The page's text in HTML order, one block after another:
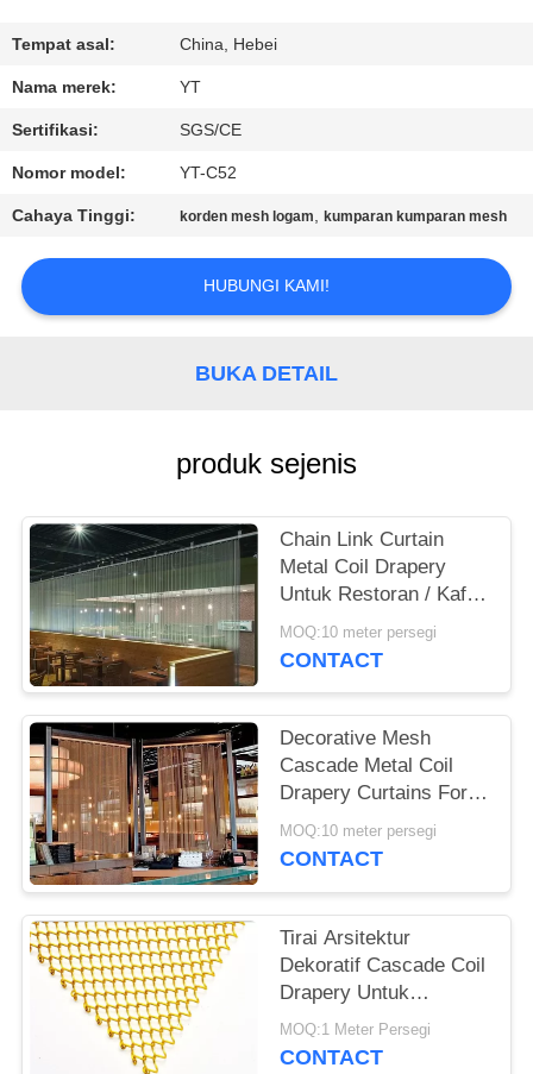
HUBUNGI
KAMI
PERMINTAAN
PENAWARAN
Tempat asal: China, Hebei
Nama merek: YT
Sertifikasi: SGS/CE
Nomor model: YT-C52
Cahaya Tinggi: korden mesh logam,kumparan kumparan mesh
HUBUNGI KAMI!
BUKA DETAIL
produk sejenis
Chain Link Curtain
Metal Coil Drapery
Untuk Restoran / Kafe /
Outlet Ritel
MOQ:10 meter persegi
CONTACT
Decorative Mesh
Cascade Metal Coil
Drapery Curtains For
Outdoor Decoration
MOQ:10 meter persegi
CONTACT
Tirai Arsitektur
Dekoratif Cascade Coil
Drapery Untuk
Restaurant Salon
MOQ:1 Meter Persegi
CONTACT